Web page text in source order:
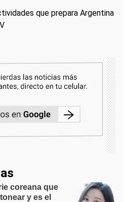
que prepara Argentina
coreana que
y es el